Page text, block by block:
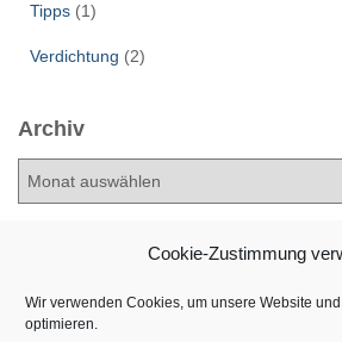
Cookie-Zustimmung
Wir verwenden Cookies, um unsere Website
optimieren.
Tipps (1)
Verdichtung (2)
Archiv
A
v